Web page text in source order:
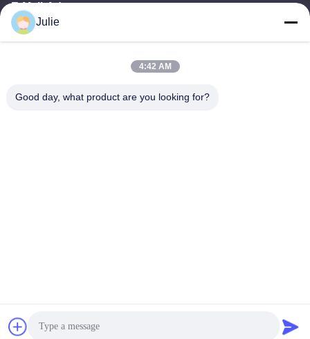
E-Mail-Adresse
Lieferant. Urheberrecht © -2026 Shanxi Zorui Biotechnology Co.,
Ltd. - Alle. Alle Rechte vorbehalten.
Julie
4:42 AM
Good day, what product are you looking for?